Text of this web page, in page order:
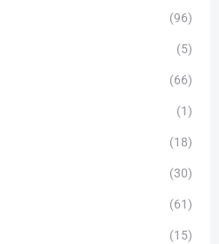
(96)
(5)
(66)
(1)
(18)
(30)
(61)
(15)